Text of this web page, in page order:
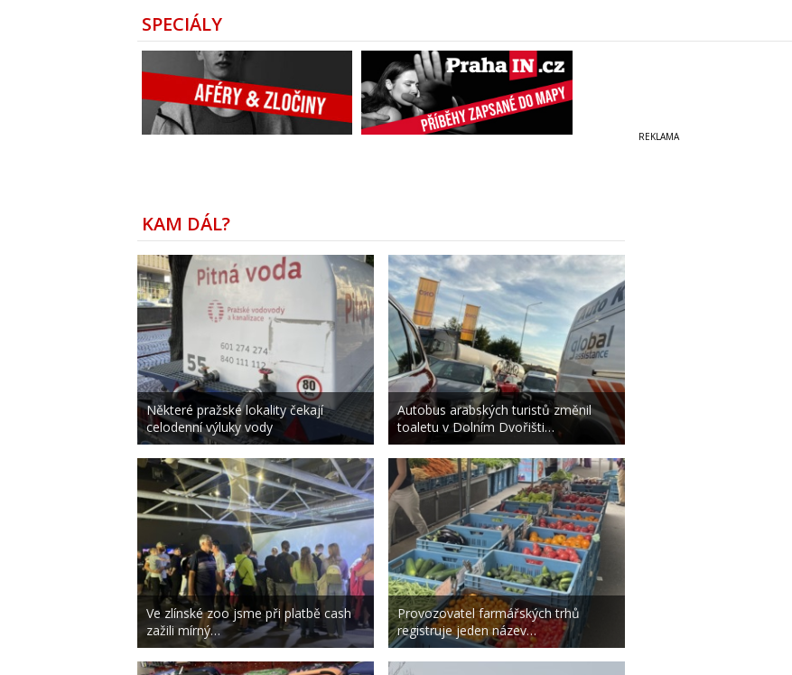
SPECIÁLY
KAM DÁL?
Některé pražské lokality čekají
celodenní výluky vody
Ve zlínské zoo jsme při platbě cash
zažili mírný…
Autobus arabských turistů změnil
toaletu v Dolním Dvořišti…
Provozovatel farmářských trhů
registruje jeden název…